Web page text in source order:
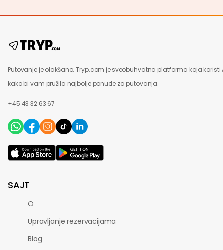
Putovanje je olakšano. Tryp.com je sveobuhvatna platforma koja koristi
kako bi vam pružila najbolje ponude za putovanja.
+45 43 32 63 67
SAJT
O
Upravljanje rezervacijama
Blog